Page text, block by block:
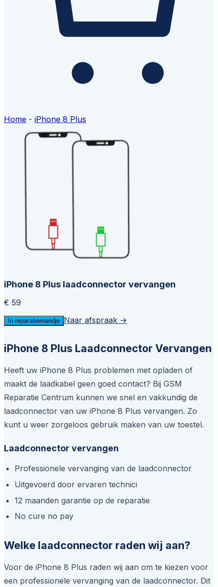
Home - iPhone 8 Plus
iPhone 8 Plus laadconnector vervangen
€ 59
In reparatiemandje Naar afspraak →
iPhone 8 Plus Laadconnector Vervangen
Heeft uw iPhone 8 Plus problemen met opladen of
maakt de laadkabel geen goed contact? Bij GSM
Reparatie Centrum kunnen we snel en vakkundig de
laadconnector van uw iPhone 8 Plus vervangen. Zo
kunt u weer zorgeloos gebruik maken van uw toestel.
Laadconnector vervangen
Professionele vervanging van de laadconnector
Uitgevoerd door ervaren technici
12 maanden garantie op de reparatie
No cure no pay
Welke laadconnector raden wij aan?
Voor de iPhone 8 Plus raden wij aan om te kiezen voor
een professionele vervanging van de laadconnector. Dit